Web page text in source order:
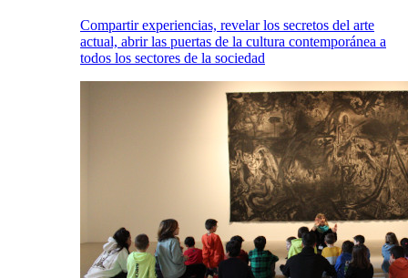
Compartir experiencias, revelar los secretos del arte
actual, abrir las puertas de la cultura contemporánea a
todos los sectores de la sociedad